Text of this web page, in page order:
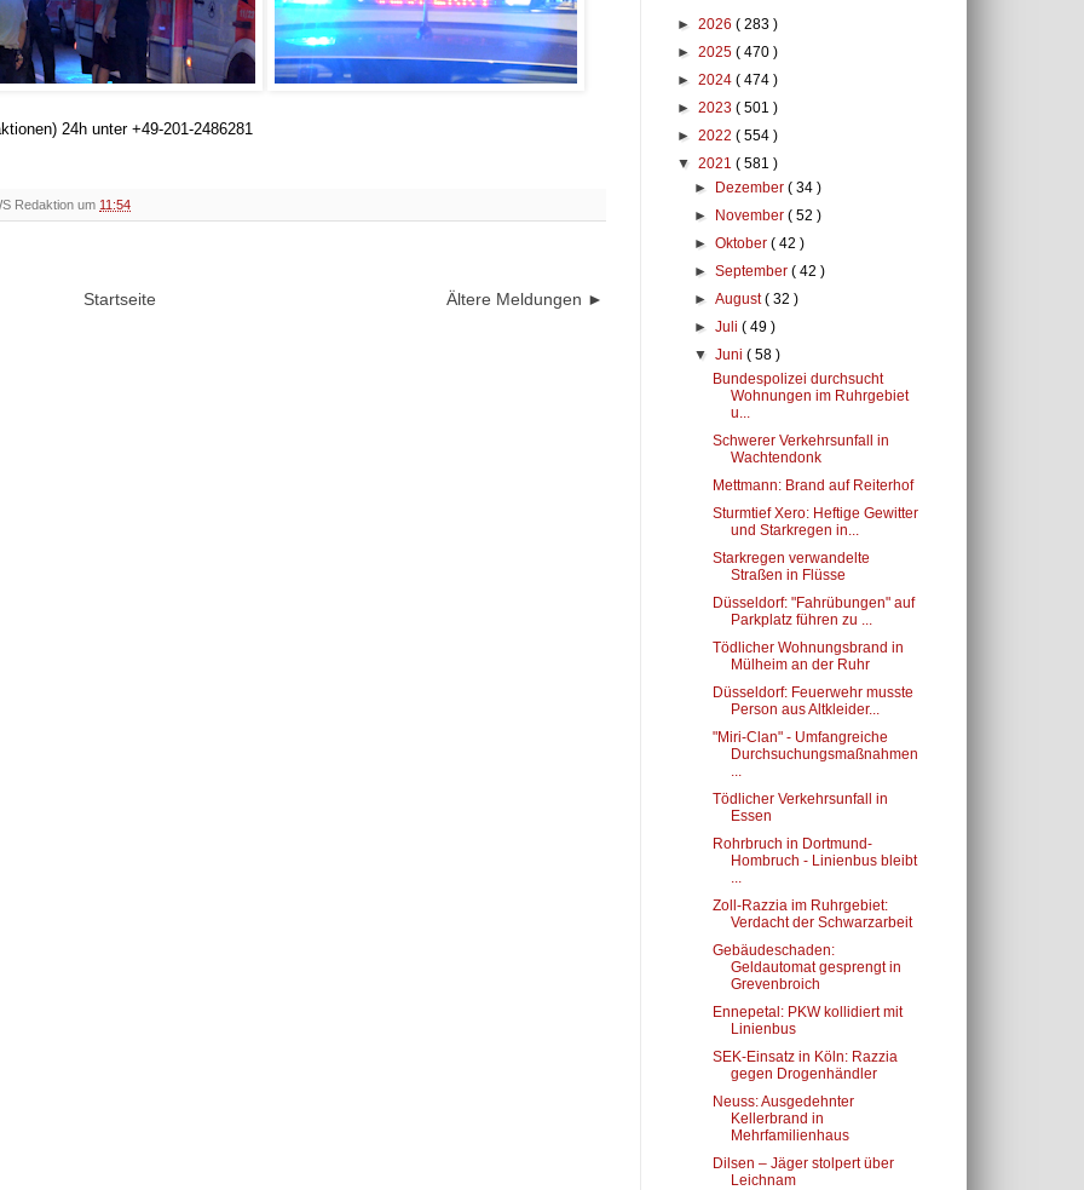
24h unter +49-201-2486281
Redaktion um 11:54
Ältere Meldungen ►
Startseite
► 2026 ( 283 )
► 2025 ( 470 )
► 2024 ( 474 )
► 2023 ( 501 )
► 2022 ( 554 )
▼ 2021 ( 581 )
►
Dezember( 34 )
►
November( 52 )
►Oktober( 42 )
►September( 42 )
►August( 32 )
►Juli( 49 )
▼Juni( 58 )
Bundespolizei durchsucht
Wohnungen im Ruhrgebiet
u...
Schwerer Verkehrsunfall in
Wachtendonk
Mettmann: Brand auf Reiterhof
Sturmtief Xero: Heftige Gewitter
und Starkregen in...
Starkregen verwandelte
Straßen in Flüsse
Düsseldorf: "Fahrübungen" auf
Parkplatz führen zu ...
Tödlicher Wohnungsbrand in
Mülheim an der Ruhr
Düsseldorf: Feuerwehr musste
Person aus Altkleider...
"Miri-Clan" - Umfangreiche
Durchsuchungsmaßnahmen
...
Tödlicher Verkehrsunfall in
Essen
Rohrbruch in Dortmund-
Hombruch - Linienbus bleibt
...
Zoll-Razzia im Ruhrgebiet:
Verdacht der Schwarzarbeit
Gebäudeschaden:
Geldautomat gesprengt in
Grevenbroich
Ennepetal: PKW kollidiert mit
Linienbus
SEK-Einsatz in Köln: Razzia
gegen Drogenhändler
Neuss: Ausgedehnter
Kellerbrand in
Mehrfamilienhaus
Dilsen – Jäger stolpert über
Leichnam